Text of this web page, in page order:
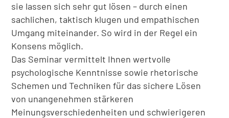
sie lassen sich sehr gut lösen – durch einen
sachlichen, taktisch klugen und empathischen
Umgang miteinander. So wird in der Regel ein
Konsens möglich.
Das Seminar vermittelt Ihnen wertvolle
psychologische Kenntnisse sowie rhetorische
Schemen und Techniken für das sichere Lösen
von unangenehmen stärkeren
Meinungsverschiedenheiten und schwierigeren